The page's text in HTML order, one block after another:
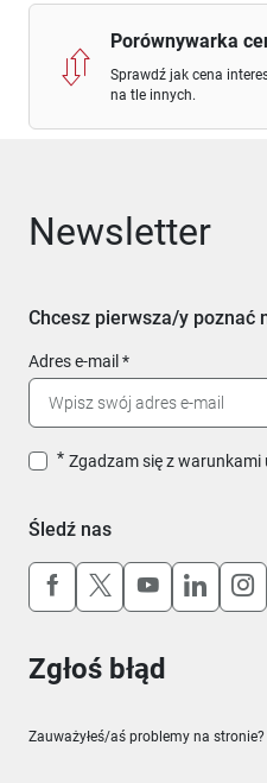
Porównywarka
Sprawdź jak cena
na tle innych.
Newsletter
Chcesz pierwsza/y poznać
Adres e-mail
Zgadzam się z warunkami
Śledź nas
Uwaga, link
Uwaga, link
Uwaga,
Zgłoś błąd
Zauważyłeś/aś problemy na stronie?